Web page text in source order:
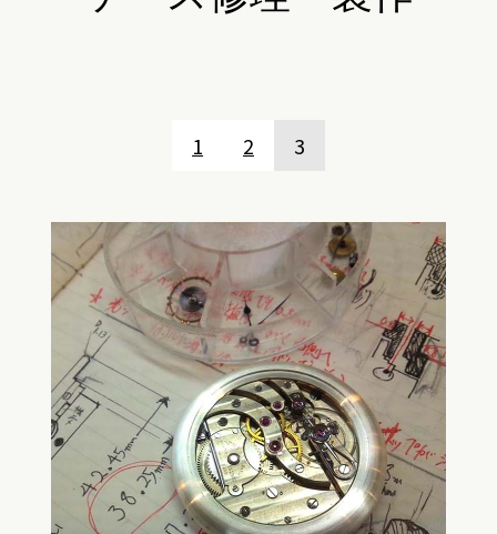
1 2 3